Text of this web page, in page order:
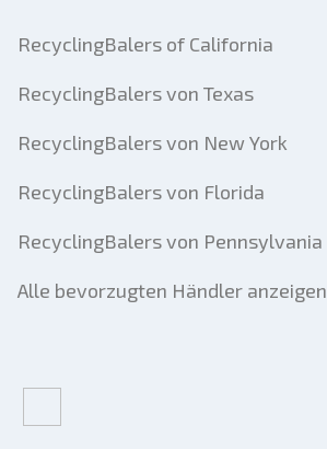
RecyclingBalers of California
RecyclingBalers von Texas
RecyclingBalers von New York
RecyclingBalers von Florida
RecyclingBalers von Pennsylvania
Alle bevorzugten Händler anzeigen